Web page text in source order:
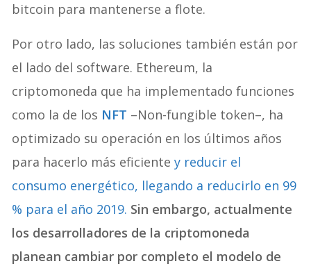
bitcoin para mantenerse a flote.
Por otro lado, las soluciones también están por
el lado del software. Ethereum, la
criptomoneda que ha implementado funciones
como la de los NFT –Non-fungible token–, ha
optimizado su operación en los últimos años
para hacerlo más eficientey reducir el
consumo energético, llegando a reducirlo en 99
% para el año 2019. Sin embargo, actualmente
los desarrolladores de la criptomoneda
planean cambiar por completo el modelo de